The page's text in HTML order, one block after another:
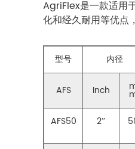
AgriFlex是一款适用
化和经久耐用等优点
型号 内径
AFS Inch
AFS50 2”